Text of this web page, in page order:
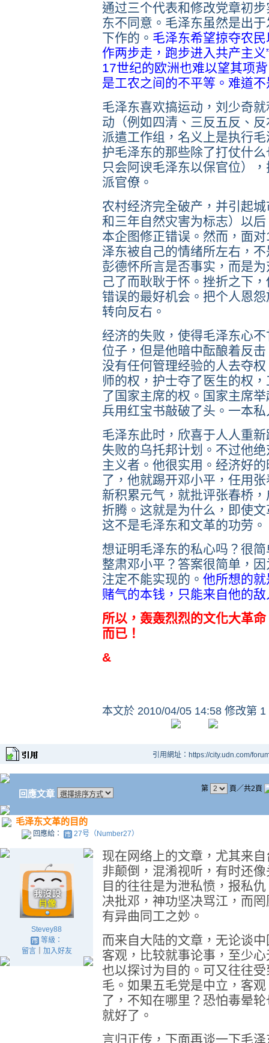
通过三个代表和修改党章初
东不同意。毛泽东虽然是出
下作的。 毛泽东希望掠夺农
作两步走，跑步进入共产主
17世纪的欧洲也难以望其项
是工农之间的不平等。难道
毛泽东喜欢搞运动，刘少奇
动（例如四清、三反五反、
派遣工作组，名义上是执行
护毛泽东的那些除了打仗什
只会阿谀毛泽东以保官位）
派官僚。
农村经济完全破产，并引起
和三年自然灾害为标志）以
本企图修正错误。然而，面
泽东被自己的情绪所左右，
彭德怀所言是否事实，而是
己了而耿耿于怀。挫折之下
错误的最好机会。把个人恩
转向反右。
经济的失败，使得毛泽东心
位子，但是他暗中酝酿着反
没有任何管理经验的人去夺
师的权，护士夺了医生的权
了国家主席的权。国家主席
兵用红宝书敲破了头。一本
毛泽东此时，欣喜于人人重
失败的乌托邦计划。不过他
主义者。他很实用。经济好
了，他就踢开邓小平，任用
新积累元气，就批评张春桥
折腾。这就是为什么，即使
这不是毛泽东和文革的功劳。
想证明毛泽东的私心吗？很
整肃邓小平？答案很简单，
注定不能实现的。 他所想的
赌气的本钱，只能来自他的
所以，轰轰烈烈的文化大革
而已！
&
本文於 2010/04/05 14:58 修改第 1
引用網址：https://city.udn.com/
回應文章 第 頁／共2頁
毛泽东文革的目的
回應給： 27号（Number27）
Stevey88
等級：
留言｜ 加入好友
现在网络上的文章，尤其来
非颠倒，混淆视听，有时还
目的往往是为泄私愤，报私
决批邓，神功坚决骂江，而
有异曲同工之妙。
而来自大陆的文章，无论谈
客观，比较就事论事，至少
也以探讨为目的。可又往往
毛。如果五毛党是中立，客
了，不知在哪里？恐怕毒晕
就好了。
言归正传，下面再谈一下毛